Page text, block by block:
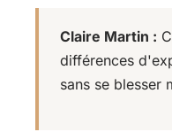
Claire Martin :
différences
sans se blesser